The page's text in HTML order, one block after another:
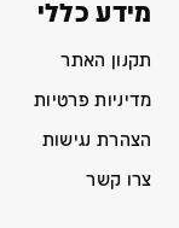
מידע כללי
תקנון האתר
מדיניות פרטיות
הצהרת נגישות
צרו קשר